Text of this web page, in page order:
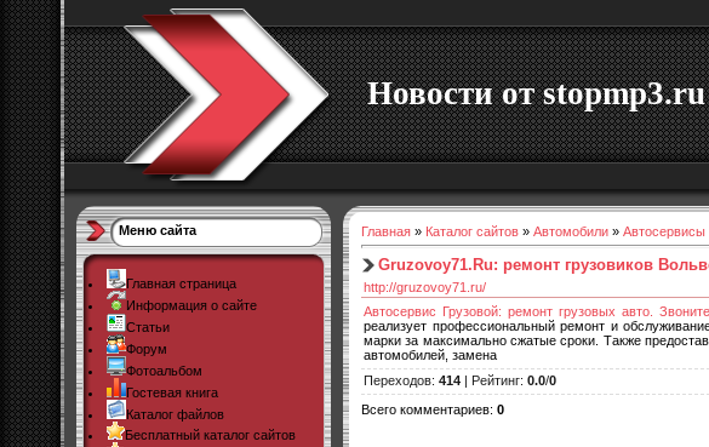
Новости от
Меню сайта
Главная страница
Информация о сайте
Статьи
Форум
Фотоальбом
Гостевая книга
Каталог файлов
Бесплатный каталог сайтов
Главная » Каталог сайтов » Автомобили » Автосервисы
Gruzovoy71.Ru: ремонт грузовиков
http://gruzovoy71.ru/
Автосервис Грузовой: ремонт грузовых авто.
реализует профессиональный ремонт и
марки за максимально сжатые сроки. Также
автомобилей, замена
Переходов: 414 | Рейтинг: 0.0/0
Всего комментариев: 0